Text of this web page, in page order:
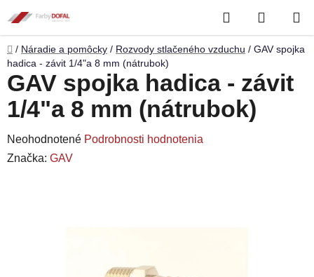
na
obsah
Hľadať
KOŠÍK
Domov
/ Náradie a pomôcky / Rozvody stlačeného vzduchu / GAV spojka
hadica - závit 1/4"a 8 mm (nátrubok)
GAV spojka hadica - závit
1/4"a 8 mm (nátrubok)
Priemerné
hodnotenie
Neohodnotené Podrobnosti hodnotenia
Značka: GAV